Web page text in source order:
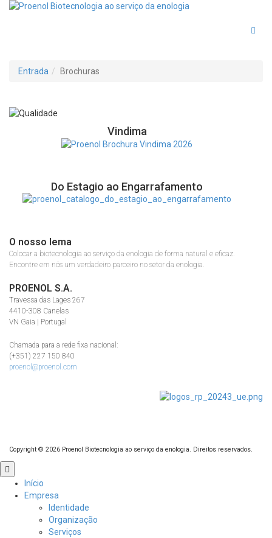
Entrada Brochuras
Vindima
Do Estagio ao Engarrafamento
O nosso lema
Colocar a biotecnologia ao serviço da enologia de forma natural e eficaz.
Encontre em nós um verdadeiro parceiro no setor da enologia.
PROENOL S.A.
Travessa das Lages 267
4410-308 Canelas
VN Gaia | Portugal
Chamada para a rede fixa nacional:
(+351) 227 150 840
proenol@proenol.com
Copyright © 2026 Proenol Biotecnologia ao serviço da enologia. Direitos reservados.
Role
para
cima
Início
Empresa
Identidade
Organização
Serviços